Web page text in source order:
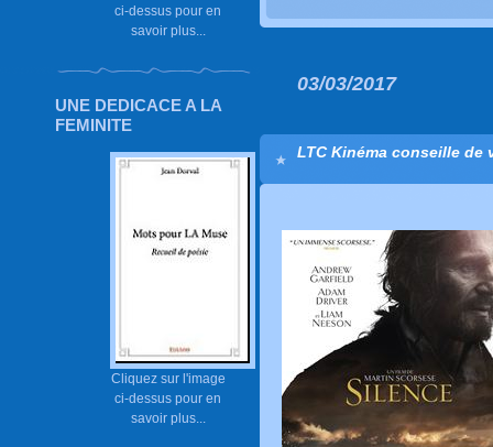
ci-dessus pour en
savoir plus...
UNE DEDICACE A LA
FEMINITE
Cliquez sur l'image
ci-dessus pour en
savoir plus...
03/03/2017
LTC Kinéma conseille de